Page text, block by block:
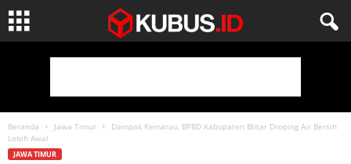
Beranda Jawa Timur
Dampak Kemarau, BPBD Kabupaten Blitar Droping Air Bersih
Lebih Awal
JAWA TIMUR